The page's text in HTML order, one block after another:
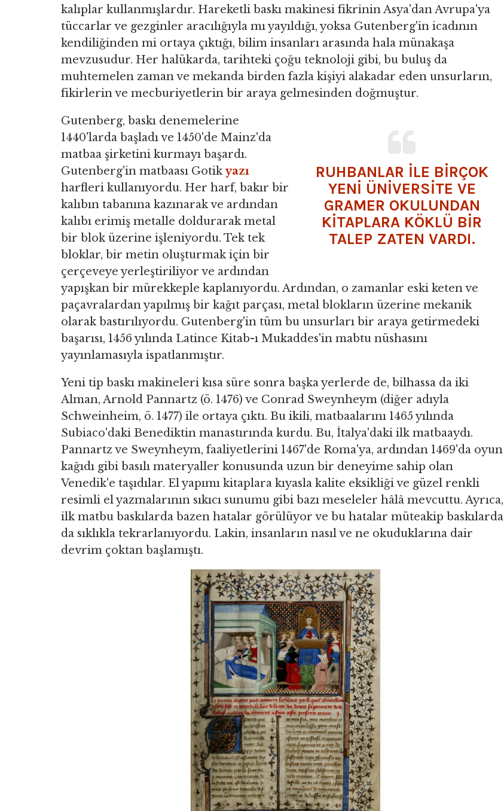
kalıplar kullanmışlardır. Hareketli baskı makinesi fikrinin Asya'dan Avrupa'ya
tüccarlar ve gezginler aracılığıyla mı yayıldığı, yoksa Gutenberg'in icadının
kendiliğinden mi ortaya çıktığı, bilim insanları arasında hala münakaşa
mevzusudur. Her halükarda, tarihteki çoğu teknoloji gibi, bu buluş da
muhtemelen zaman ve mekanda birden fazla kişiyi alakadar eden unsurların,
fikirlerin ve mecburiyetlerin bir araya gelmesinden doğmuştur.
RUHBANLAR İLE BİRÇOK
YENİ ÜNİVERSİTE VE
GRAMER OKULUNDAN
KİTAPLARA KÖKLÜ BİR
TALEP ZATEN VARDI.
Gutenberg, baskı denemelerine
1440'larda başladı ve 1450'de Mainz'da
matbaa şirketini kurmayı başardı.
Gutenberg'in matbaası Gotikyazı
harfleri kullanıyordu. Her harf, bakır bir
kalıbın tabanına kazınarak ve ardından
kalıbı erimiş metalle doldurarak metal
bir blok üzerine işleniyordu. Tek tek
bloklar, bir metin oluşturmak için bir
çerçeveye yerleştiriliyor ve ardından
yapışkan bir mürekkeple kaplanıyordu. Ardından, o zamanlar eski keten ve
paçavralardan yapılmış bir kağıt parçası, metal blokların üzerine mekanik
olarak bastırılıyordu. Gutenberg'in tüm bu unsurları bir araya getirmedeki
başarısı, 1456 yılında Latince Kitab-ı Mukaddes'in mabtu nüshasını
yayınlamasıyla ispatlanmıştır.
Yeni tip baskı makineleri kısa süre sonra başka yerlerde de, bilhassa da iki
Alman, Arnold Pannartz (ö. 1476) ve Conrad Sweynheym (diğer adıyla
Schweinheim, ö. 1477) ile ortaya çıktı. Bu ikili, matbaalarını 1465 yılında
Subiaco'daki Benediktin manastırında kurdu. Bu, İtalya'daki ilk matbaaydı.
Pannartz ve Sweynheym, faaliyetlerini 1467'de Roma'ya, ardından 1469'da oyun
kağıdı gibi basılı materyaller konusunda uzun bir deneyime sahip olan
Venedik'e taşıdılar. El yapımı kitaplara kıyasla kalite eksikliği ve güzel renkli
resimli el yazmalarının sıkıcı sunumu gibi bazı meseleler hâlâ mevcuttu. Ayrıca,
ilk matbu baskılarda bazen hatalar görülüyor ve bu hatalar müteakip baskılarda
da sıklıkla tekrarlanıyordu. Lakin, insanların nasıl ve ne okuduklarına dair
devrim çoktan başlamıştı.